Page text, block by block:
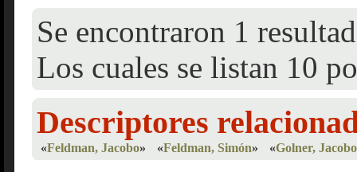
Se encontraron 1
Los cuales se listan 10
Descriptores
«Feldman, Jacobo» «Feldman, Simón» «Golner, Jacobo